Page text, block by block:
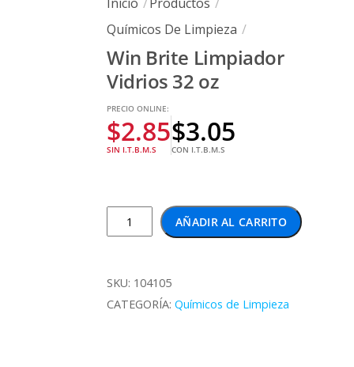
Químicos De Limpieza
Win Brite Limpiador
Vidrios 32 oz
PRECIO ONLINE:
$2.85
SIN I.T.B.M.S
$3.05
CON I.T.B.M.S
Win
Brite
Vidrios
32
AÑADIR AL CARRITO
SKU: 104105
CATEGORÍA:Químicos de Limpieza